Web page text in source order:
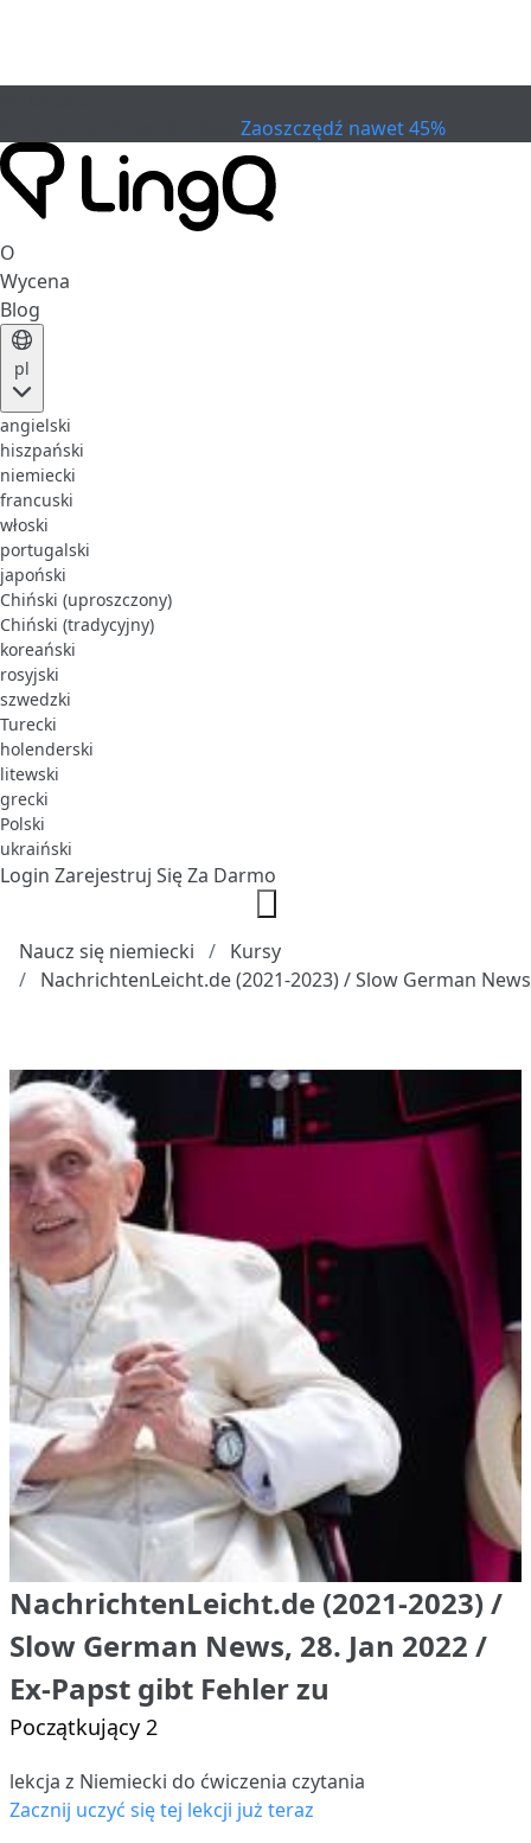
Zaoszczędź nawet 45%
O
Wycena
Blog
pl
angielski
hiszpański
niemiecki
francuski
włoski
portugalski
japoński
Chiński (uproszczony)
Chiński (tradycyjny)
koreański
rosyjski
szwedzki
Turecki
holenderski
litewski
grecki
Polski
ukraiński
Login Zarejestruj Się Za Darmo
Naucz się niemiecki
Kursy
NachrichtenLeicht.de (2021-2023) / Slow German News
NachrichtenLeicht.de (2021-2023) /
Slow German News, 28. Jan 2022 /
Ex-Papst gibt Fehler zu
Początkujący 2
lekcja z Niemiecki do ćwiczenia czytania
Zacznij uczyć się tej lekcji już teraz